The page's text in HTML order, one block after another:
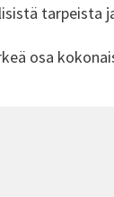
tarpeista
osa